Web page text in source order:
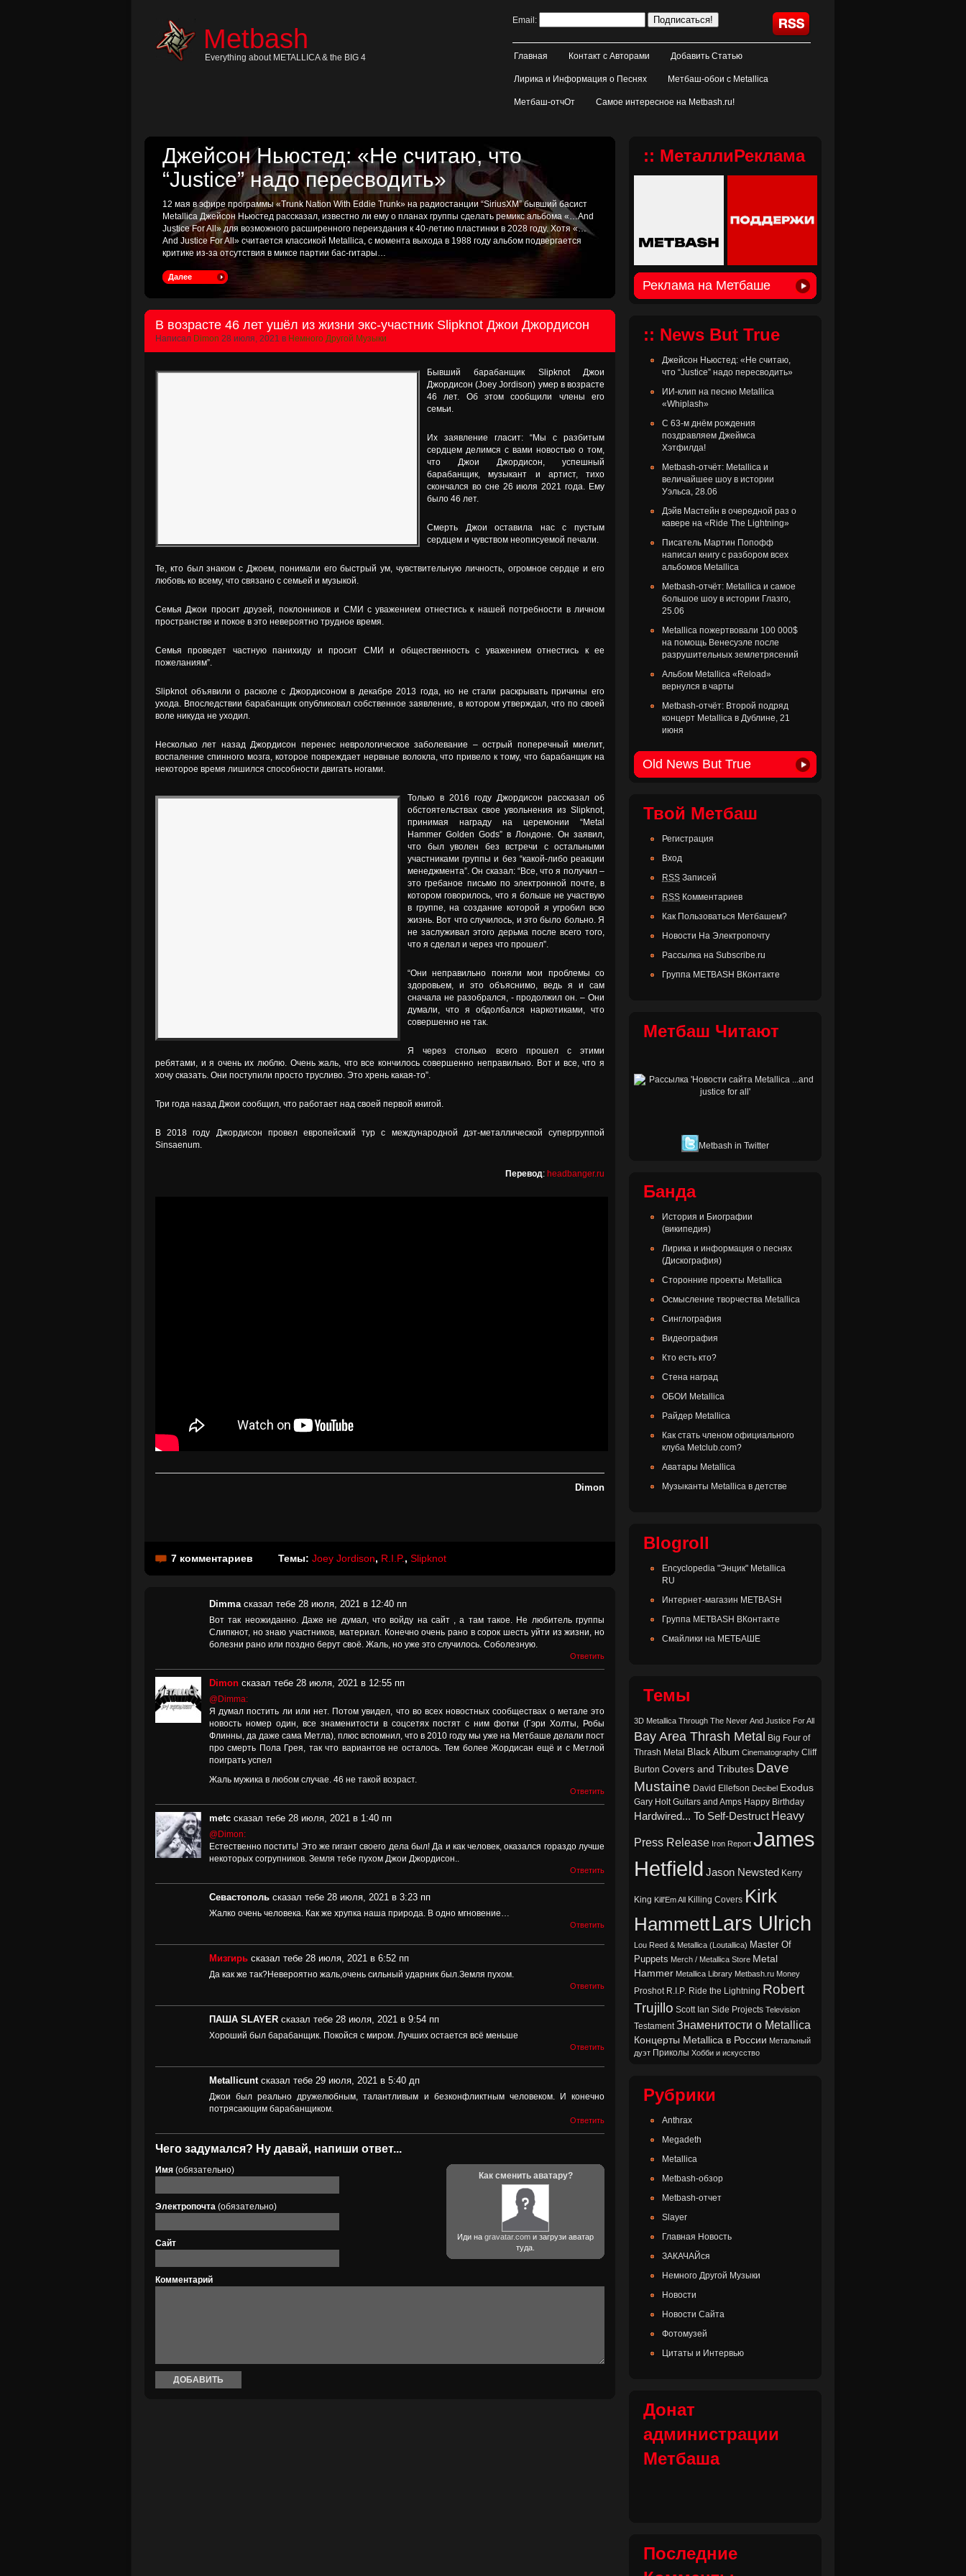
Metbash
Everything about METALLICA & the BIG 4
Email:
Главная Контакт с Авторами Добавить Статью
Лирика и Информация о Песнях Метбаш-обои с Metallica
Метбаш-отчОт Самое интересное на Metbash.ru!
Джейсон Ньюстед: «Не считаю, что
“Justice” надо пересводить»
12 мая в эфире программы «Trunk Nation With Eddie Trunk» на радиостанции “SiriusXM” бывший басист
Metallica Джейсон Ньюстед рассказал, известно ли ему о планах группы сделать ремикс альбома «…And
Justice For All» для возможного расширенного переиздания к 40-летию пластинки в 2028 году. Хотя «…
And Justice For All» считается классикой Metallica, с момента выхода в 1988 году альбом подвергается
критике из-за отсутствия в миксе партии бас-гитары…
Далее
В возрасте 46 лет ушёл из жизни экс-участник Slipknot Джои Джордисон
Написал Dimon 28 июля, 2021 в Немного Другой Музыки
Бывший барабанщик Slipknot Джои
Джордисон (Joey Jordison) умер в возрасте
46 лет. Об этом сообщили члены его
семьи.
Их заявление гласит: “Мы с разбитым
сердцем делимся с вами новостью о том,
что Джои Джордисон, успешный
барабанщик, музыкант и артист, тихо
скончался во сне 26 июля 2021 года. Ему
было 46 лет.
Смерть Джои оставила нас с пустым
сердцем и чувством неописуемой печали.
Те, кто был знаком с Джоем, понимали его быстрый ум, чувствительную личность, огромное сердце и его
любовь ко всему, что связано с семьей и музыкой.
Семья Джои просит друзей, поклонников и СМИ с уважением отнестись к нашей потребности в личном
пространстве и покое в это невероятно трудное время.
Семья проведет частную панихиду и просит СМИ и общественность с уважением отнестись к ее
пожеланиям”.
Slipknot объявили о расколе с Джордисоном в декабре 2013 года, но не стали раскрывать причины его
ухода. Впоследствии барабанщик опубликовал собственное заявление, в котором утверждал, что по своей
воле никуда не уходил.
Несколько лет назад Джордисон перенес неврологическое заболевание – острый поперечный миелит,
воспаление спинного мозга, которое повреждает нервные волокла, что привело к тому, что барабанщик на
некоторое время лишился способности двигать ногами.
Только в 2016 году Джордисон рассказал об
обстоятельствах свое увольнения из Slipknot,
принимая награду на церемонии “Metal
Hammer Golden Gods” в Лондоне. Он заявил,
что был уволен без встречи с остальными
участниками группы и без “какой-либо реакции
менеджмента”. Он сказал: “Все, что я получил –
это гребаное письмо по электронной почте, в
котором говорилось, что я больше не участвую
в группе, на создание которой я угробил всю
жизнь. Вот что случилось, и это было больно. Я
не заслуживал этого дерьма после всего того,
что я сделал и через что прошел”.
“Они неправильно поняли мои проблемы со
здоровьем, и это объяснимо, ведь я и сам
сначала не разобрался, - продолжил он. – Они
думали, что я обдолбался наркотиками, что
совершенно не так.
Я через столько всего прошел с этими
ребятами, и я очень их люблю. Очень жаль, что все кончилось совершенно неправильно. Вот и все, что я
хочу сказать. Они поступили просто трусливо. Это хрень какая-то”.
Три года назад Джои сообщил, что работает над своей первой книгой.
В 2018 году Джордисон провел европейский тур с международной дэт-металлической супергруппой
Sinsaenum.
Перевод: headbanger.ru
Dimon
7 комментариев Темы: Joey Jordison, R.I.P., Slipknot
Dimma сказал тебе 28 июля, 2021 в 12:40 пп
Вот так неожиданно. Даже не думал, что войду на сайт , а там такое. Не любитель группы
Слипкнот, но знаю участников, материал. Конечно очень рано в сорок шесть уйти из жизни, но
болезни рано или поздно берут своё. Жаль, но уже это случилось. Соболезную.
Ответить
Dimon сказал тебе 28 июля, 2021 в 12:55 пп
@Dimma:
Я думал постить ли или нет. Потом увидел, что во всех новостных сообществах о метале это
новость номер один, все знаменитости в соцсетях постят с ним фотки (Гэри Холты, Робы
Флинны, да даже сама Метла), плюс вспомнил, что в 2010 году мы уже на Метбаше делали пост
про смерть Пола Грея, так что вариантов не осталось. Тем более Жордисан ещё и с Метлой
поиграть успел
Жаль мужика в любом случае. 46 не такой возраст.
Ответить
metc сказал тебе 28 июля, 2021 в 1:40 пп
@Dimon:
Естественно постить! Это же гигант своего дела был! Да и как человек, оказался гораздо лучше
некоторых согрупников. Земля тебе пухом Джои Джордисон..
Ответить
Севастополь сказал тебе 28 июля, 2021 в 3:23 пп
Жалко очень человека. Как же хрупка наша природа. В одно мгновение…
Ответить
Мизгирь сказал тебе 28 июля, 2021 в 6:52 пп
Да как же так?Невероятно жаль,очень сильный ударник был.Земля пухом.
Ответить
ПАША SLAYER сказал тебе 28 июля, 2021 в 9:54 пп
Хороший был барабанщик. Покойся с миром. Лучших остается всё меньше
Ответить
Metallicunt сказал тебе 29 июля, 2021 в 5:40 дп
Джои был реально дружелюбным, талантливым и безконфликтным человеком. И конечно
потрясающим барабанщиком.
Ответить
Чего задумался? Ну давай, напиши ответ...
Как сменить аватару?
Иди на gravatar.com и загрузи аватар
туда.
Имя (обязательно)
Электропочта (обязательно)
Сайт
Комментарий
:: МеталлиРеклама
Реклама на Метбаше
:: News But True
Джейсон Ньюстед: «Не считаю,
что “Justice” надо пересводить»
ИИ-клип на песню Metallica
«Whiplash»
С 63-м днём рождения
поздравляем Джеймса
Хэтфилда!
Metbash-отчёт: Metallica и
величайшее шоу в истории
Уэльса, 28.06
Дэйв Мастейн в очередной раз о
кавере на «Ride The Lightning»
Писатель Мартин Попофф
написал книгу с разбором всех
альбомов Metallica
Metbash-отчёт: Metallica и самое
большое шоу в истории Глазго,
25.06
Metallica пожертвовали 100 000$
на помощь Венесуэле после
разрушительных землетрясений
Альбом Metallica «Reload»
вернулся в чарты
Metbash-отчёт: Второй подряд
концерт Metallica в Дублине, 21
июня
Old News But True
Твой Метбаш
Регистрация
Вход
RSS Записей
RSS Комментариев
Как Пользоваться Метбашем?
Новости На Электропочту
Рассылка на Subscribe.ru
Группа METBASH ВКонтакте
Метбаш Читают
Metbash in Twitter
Банда
История и Биографии
(википедия)
Лирика и информация о песнях
(Дискография)
Сторонние проекты Metallica
Осмысление творчества Metallica
Синглография
Видеография
Кто есть кто?
Стена наград
ОБОИ Metallica
Райдер Metallica
Как стать членом официального
клуба Metclub.com?
Аватары Metallica
Музыканты Metallica в детстве
Blogroll
Encyclopedia "Энцик" Metallica
RU
Интернет-магазин METBASH
Группа METBASH ВКонтакте
Смайлики на МЕТБАШЕ
Темы
3D Metallica Through The Never And Justice For All
Bay Area Thrash Metal Big Four of
Thrash Metal Black Album Cinematography Cliff
Burton Covers and Tributes Dave
Mustaine David Ellefson Decibel Exodus
Gary Holt Guitars and Amps Happy Birthday
Hardwired... To Self-Destruct Heavy
Press Release Iron Report James
Hetfield Jason Newsted Kerry
King Kill'Em All Killing Covers Kirk
HammettLars Ulrich
Lou Reed & Metallica (Loutallica) Master Of
Puppets Merch / Metallica Store Metal
Hammer Metallica Library Metbash.ru Money
Proshot R.I.P. Ride the Lightning Robert
Trujillo Scott Ian Side Projects Television
Testament Знаменитости о Metallica
Концерты Metallica в России Метальный
дуэт Приколы Хобби и искусство
Рубрики
Anthrax
Megadeth
Metallica
Metbash-обзор
Metbash-отчет
Slayer
Главная Новость
ЗАКАЧАЙся
Немного Другой Музыки
Новости
Новости Сайта
Фотомузей
Цитаты и Интервью
Донат
администрации
Метбаша
Последние